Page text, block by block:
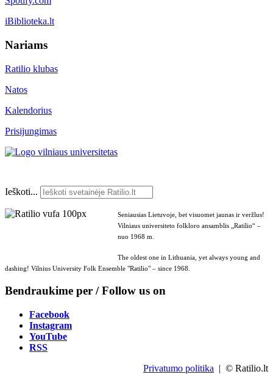
iBiblioteka.lt
Nariams
Ratilio klubas
Natos
Kalendorius
Prisijungimas
Ieškoti...
Seniausias Lietuvoje, bet visuomet jaunas ir veržlus!
Vilniaus universiteto folkloro ansamblis „Ratilio“ –
nuo 1968 m.
The oldest one in Lithuania, yet always young and
dashing! Vilnius University Folk Ensemble "Ratilio" – since 1968.
Bendraukime per / Follow us on
Facebook
Instagram
YouTube
RSS
Privatumo politika | © Ratilio.lt